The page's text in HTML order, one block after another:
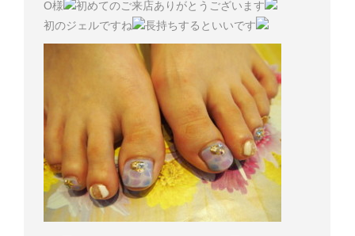
O様
初めてのご来店ありがとうございます
初のジェルですね
長持ちするといいです